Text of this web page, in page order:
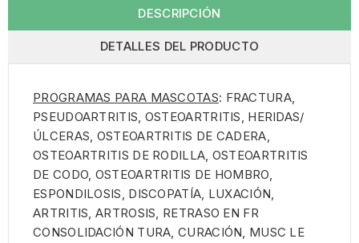
DESCRIPCIÓN
DETALLES DEL PRODUCTO
PROGRAMAS PARA MASCOTAS: FRACTURA,
PSEUDOARTRITIS, OSTEOARTRITIS, HERIDAS/
ÚLCERAS, OSTEOARTRITIS DE CADERA,
OSTEOARTRITIS DE RODILLA, OSTEOARTRITIS
DE CODO, OSTEOARTRITIS DE HOMBRO,
ESPONDILOSIS, DISCOPATÍA, LUXACIÓN,
ARTRITIS, ARTROSIS, RETRASO EN FR
CONSOLIDACIÓN TURA, CURACIÓN, MUSC LE